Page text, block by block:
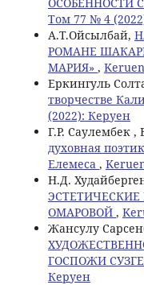
Том 77 № 4
А.Т.Ойсылбай,
РОМАНЕ
МАРИЯ» ,
Еркингуль
творчестве
(2022): Керуен
Г.Р. Саулембек ,
духовная
Eлемеса ,
Н.Д.
ЭСТЕТИЧЕСКИЕ
ОМАРОВОЙ ,
Жансулу
ГОСПОЖИ СУЗГЕ
Керуен